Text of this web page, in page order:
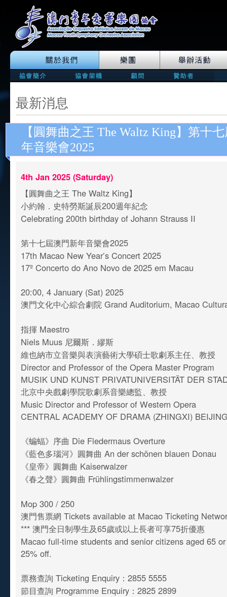
最新消息
【圓舞曲之王 The Waltz King】第十
年音樂會2025
4th Jan 2025 (Saturday)
【圓舞曲之王 The Waltz King】
小約翰．史特勞斯誕辰200週年紀念
Celebrating 200th birthday of Johann Strauss II
第十七屆澳門新年音樂會2025
17th Macao New Year’s Concert 2025
17º Concerto do Ano Novo de 2025 em Macau
20:00, 4 January (Sat) 2025
澳門文化中心綜合劇院 Grand Auditorium, Macao
指揮 Maestro
Niels Muus 尼爾斯．繆斯
維也納市立音樂與表演藝術大學碩士歌劇系主任、教授
Director and Professor of the Opera Master Program
MUSIK UND KUNST PRIVATUNIVERSITÄT DER
北京中央戲劇學院歌劇系音樂總監、教授
Music Director and Professor of Western Opera
CENTRAL ACADEMY OF DRAMA (ZHINGXI)
《蝙蝠》序曲 Die Fledermaus Overture
《藍色多瑙河》圓舞曲 An der schönen blauen Donau
《皇帝》圓舞曲 Kaiserwalzer
《春之聲》圓舞曲 Frühlingstimmenwalzer
Mop 300 / 250
澳門售票網 Tickets available at Macao Ticketing
*** 澳門全日制學生及65歲或以上長者可享75折優惠
Macao full-time students and senior citizens aged 65
25% off.
票務查詢 Ticketing Enquiry：2855 5555
節目查詢 Programme Enquiry：2825 2899